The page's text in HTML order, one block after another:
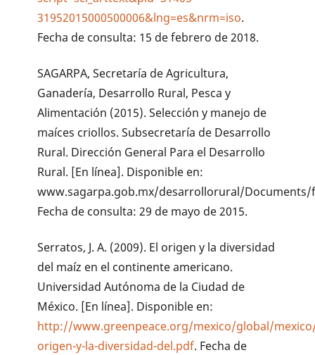
31952015000500006&lng=es&nrm=iso.
Fecha de consulta: 15 de febrero de 2018.
SAGARPA, Secretaría de Agricultura,
Ganadería, Desarrollo Rural, Pesca y
Alimentación (2015). Selección y manejo de
maíces criollos. Subsecretaría de Desarrollo
Rural. Dirección General Para el Desarrollo
Rural. [En línea]. Disponible en:
www.sagarpa.gob.mx/desarrollorural/Documents/
Fecha de consulta: 29 de mayo de 2015.
Serratos, J. A. (2009). El origen y la diversidad
del maíz en el continente americano.
Universidad Autónoma de la Ciudad de
México. [En línea]. Disponible en:
http://www.greenpeace.org/mexico/global/
origen-y-la-diversidad-del.pdf. Fecha de